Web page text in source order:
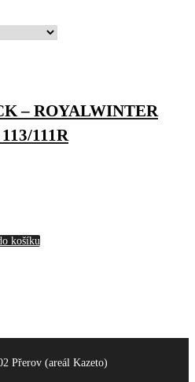
– ROYALWINTER
111R
košíku
Přerov (areál Kazeto)